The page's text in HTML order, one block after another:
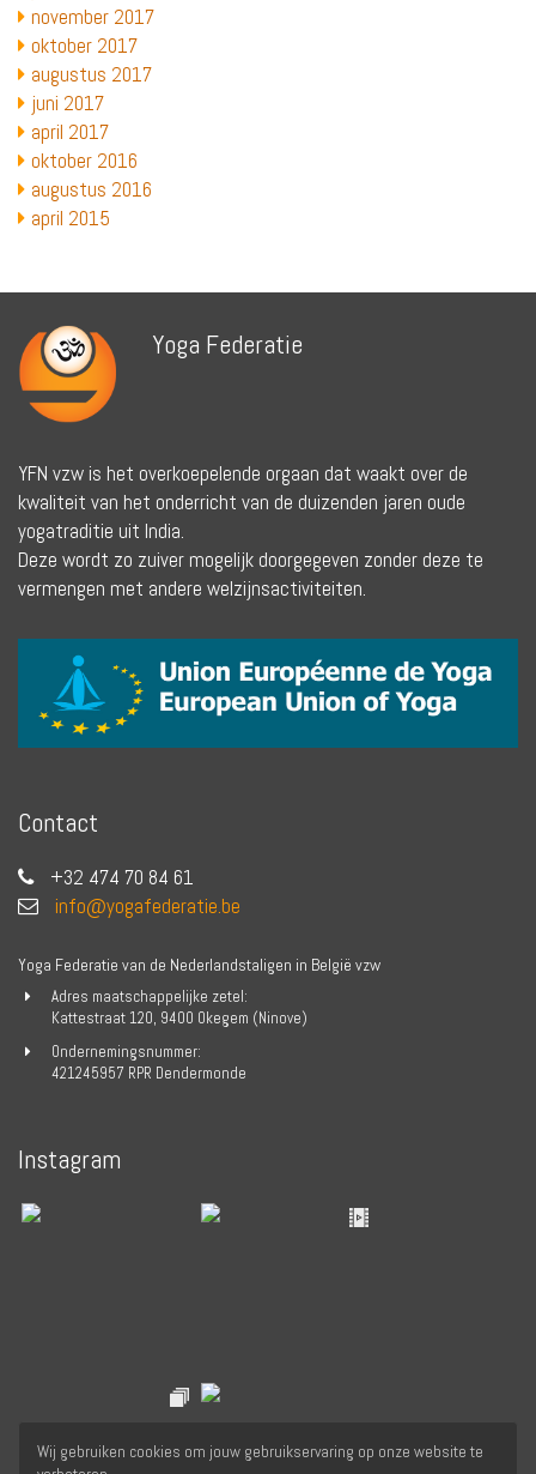
november 2017
oktober 2017
augustus 2017
juni 2017
april 2017
oktober 2016
augustus 2016
april 2015
Yoga Federatie
YFN vzw is het overkoepelende orgaan dat waakt over de
kwaliteit van het onderricht van de duizenden jaren oude
yogatraditie uit India.
Deze wordt zo zuiver mogelijk doorgegeven zonder deze te
vermengen met andere welzijnsactiviteiten.
Contact
+32 474 70 84 61
info@yogafederatie.be
Yoga Federatie van de Nederlandstaligen in België vzw
Adres maatschappelijke zetel:
Kattestraat 120, 9400 Okegem (Ninove)
Ondernemingsnummer:
421245957 RPR Dendermonde
Instagram
Wij gebruiken cookies om jouw gebruikservaring op onze website te